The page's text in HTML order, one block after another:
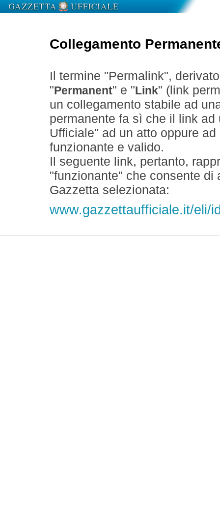
Collegamento
Il termine "Permalink",
" Permanent" e " Link" (link
un collegamento stabile ad
permanente fa sì che il link
Ufficiale" ad un atto oppure
funzionante e valido.
Il seguente link, pertanto,
"funzionante" che consente
Gazzetta selezionata:
www.gazzettaufficiale.it/eli/